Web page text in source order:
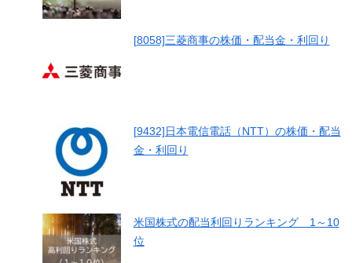
[8058]三菱商事の株価・配当金・利回り
[9432]日本電信電話（NTT）の株価・配当
金・利回り
米国株式の配当利回りランキング 1～10
位